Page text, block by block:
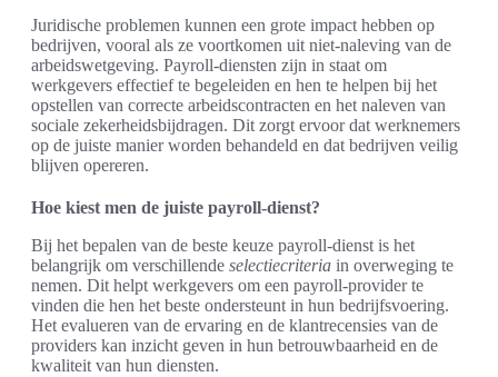
Juridische problemen kunnen een grote impact hebben op
bedrijven, vooral als ze voortkomen uit niet-naleving van de
arbeidswetgeving. Payroll-diensten zijn in staat om
werkgevers effectief te begeleiden en hen te helpen bij het
opstellen van correcte arbeidscontracten en het naleven van
sociale zekerheidsbijdragen. Dit zorgt ervoor dat werknemers
op de juiste manier worden behandeld en dat bedrijven veilig
blijven opereren.
Hoe kiest men de juiste payroll-dienst?
Bij het bepalen van de beste keuze payroll-dienst is het
belangrijk om verschillende selectiecriteria in overweging te
nemen. Dit helpt werkgevers om een payroll-provider te
vinden die hen het beste ondersteunt in hun bedrijfsvoering.
Het evalueren van de ervaring en de klantrecensies van de
providers kan inzicht geven in hun betrouwbaarheid en de
kwaliteit van hun diensten.